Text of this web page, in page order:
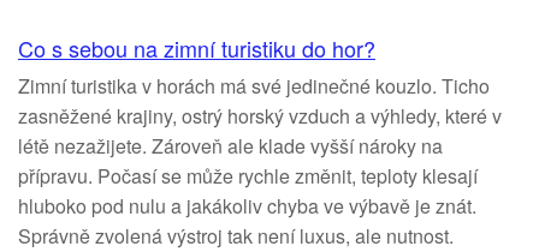
Co s sebou na zimní turistiku do hor?
Zimní turistika v horách má své jedinečné kouzlo. Ticho
zasněžené krajiny, ostrý horský vzduch a výhledy, které v
létě nezažijete. Zároveň ale klade vyšší nároky na
přípravu. Počasí se může rychle změnit, teploty klesají
hluboko pod nulu a jakákoliv chyba ve výbavě je znát.
Správně zvolená výstroj tak není luxus, ale nutnost.